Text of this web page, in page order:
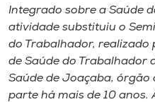
Selecione
A+
Integrado sobre a Saúde
atividade substituiu o
do Trabalhador, realizado
de Saúde do Trabalhador
Saúde de Joaçaba, órgão
parte há mais de 10 anos.